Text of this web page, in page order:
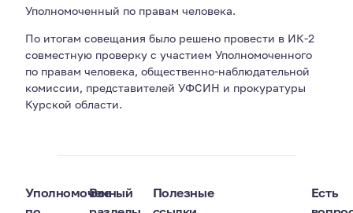
Уполномоченный по правам человека.
По итогам совещания было решено провести в ИК-2
совместную проверку с участием Уполномоченного
по правам человека, общественно-наблюдательной
комиссии, представителей УФСИН и прокуратуры
Курской области.
Уполномоченный
Все
Полезные
Есть